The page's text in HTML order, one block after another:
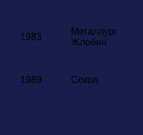
1983
Металлург
Жлобин
1989 Сокол